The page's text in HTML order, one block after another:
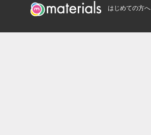
はじめての方へ